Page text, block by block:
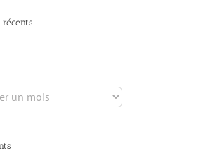
récents